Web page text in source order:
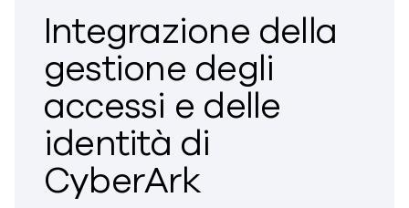
Integrazione della
gestione degli
accessi e delle
identità di
CyberArk